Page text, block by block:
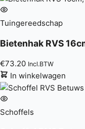
Tuingereedschap
Bietenhak RVS
€73.20 Incl.BTW
In winkelwagen
Schoffels